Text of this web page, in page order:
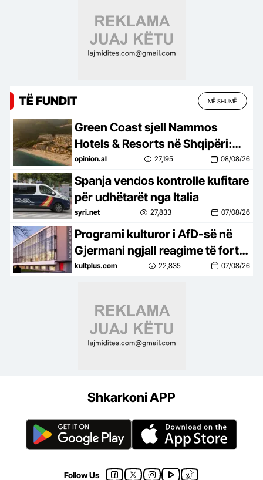
TË FUNDIT MË SHUMË
Green Coast sjell Nammos
Hotels & Resorts në Shqipëri:
Destinacion i ri lifestyle
opinion.al 27,195 08/08/26
Spanja vendos kontrolle kufitare
për udhëtarët nga Italia
syri.net 27,833 07/08/26
Programi kulturor i AfD-së në
Gjermani ngjall reagime të forta
në botën e artit
kultplus.com 22,835 07/08/26
Shkarkoni APP
Follow Us